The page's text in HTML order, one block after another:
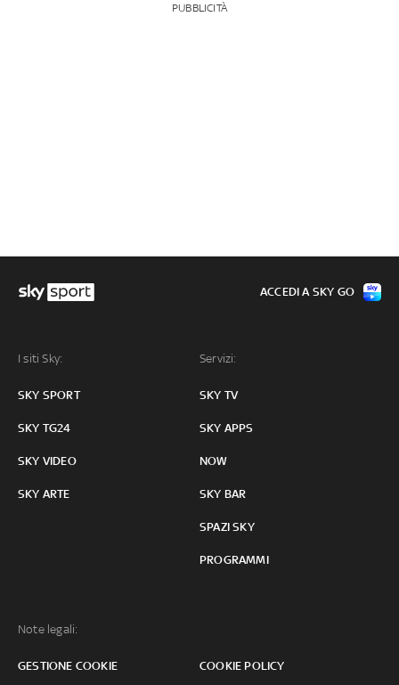
PUBBLICITÀ
I siti Sky:
SKY SPORT
SKY TG24
SKY VIDEO
SKY ARTE
Servizi:
SKY TV
SKY APPS
NOW
SKY BAR
SPAZI SKY
PROGRAMMI
Note legali:
GESTIONE COOKIE COOKIE POLICY
ACCEDI A SKY GO